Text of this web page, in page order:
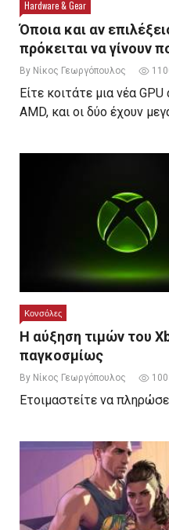
Hardware & Gear
Όποια και αν
πρόκειται να γίνουν
By Νίκος Γεωργόπουλος
Είτε κοιτάτε μια νέα
AMD, και οι δύο έχουν
Κονσόλες
Η αύξηση τιμών του
παγκοσμίως
By Νίκος Γεωργόπουλος
Ετοιμαστείτε να